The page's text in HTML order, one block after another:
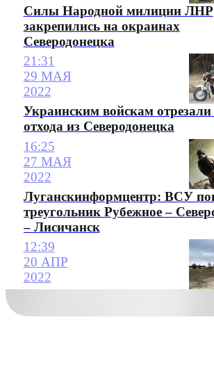
Силы Народной милиции ЛНР
закрепились на окраинах
Северодонецка
21:31
29 МАЯ
2022
Украинским войскам отрезали
отхода из Северодонецка
16:25
27 МАЯ
2022
Луганскинформцентр: ВСУ
треугольник Рубежное –
– Лисичанск
12:39
20 АПР
2022